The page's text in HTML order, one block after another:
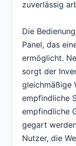
zuverlässig
Die
Panel, das
ermöglicht.
sorgt der
gleichmäßige
empfindliche
empfindliche
gegart
Nutzer, die